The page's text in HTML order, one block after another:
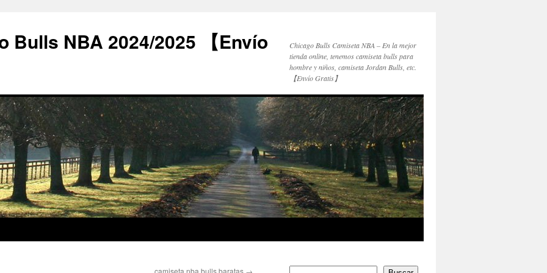
Bulls NBA 2024/2025 【Envío
Chicago Bulls Camiseta NBA – En la mejor
tienda online, tenemos camiseta bulls para
hombre y niños, camiseta Jordan Bulls, etc.
【Envío Gratis】
camiseta nba bulls baratas →